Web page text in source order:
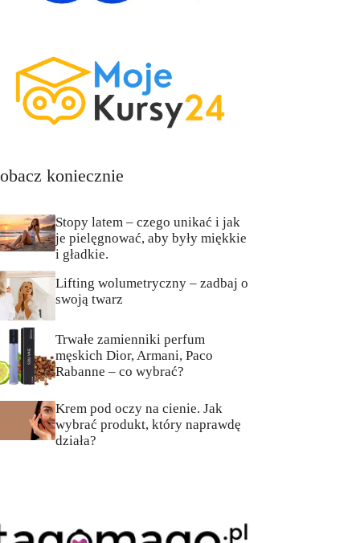
koniecznie
Stopy latem – czego unikać i jak
je pielęgnować, aby były miękkie
i gładkie.
Lifting wolumetryczny – zadbaj o
swoją twarz
Trwałe zamienniki perfum
męskich Dior, Armani, Paco
Rabanne – co wybrać?
Krem pod oczy na cienie. Jak
wybrać produkt, który naprawdę
działa?